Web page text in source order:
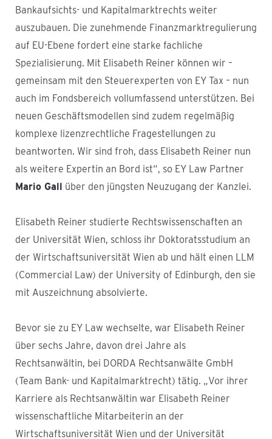
Bankaufsichts- und Kapitalmarktrechts weiter
auszubauen. Die zunehmende Finanzmarktregulierung
auf EU-Ebene fordert eine starke fachliche
Spezialisierung. Mit Elisabeth Reiner können wir –
gemeinsam mit den Steuerexperten von EY Tax – nun
auch im Fondsbereich vollumfassend unterstützen. Bei
neuen Geschäftsmodellen sind zudem regelmäßig
komplexe lizenzrechtliche Fragestellungen zu
beantworten. Wir sind froh, dass Elisabeth Reiner nun
als weitere Expertin an Bord ist“, so EY Law Partner
Mario Gall über den jüngsten Neuzugang der Kanzlei.
Elisabeth Reiner studierte Rechtswissenschaften an
der Universität Wien, schloss ihr Doktoratsstudium an
der Wirtschaftsuniversität Wien ab und hält einen LLM
(Commercial Law) der University of Edinburgh, den sie
mit Auszeichnung absolvierte.
Bevor sie zu EY Law wechselte, war Elisabeth Reiner
über sechs Jahre, davon drei Jahre als
Rechtsanwältin, bei DORDA Rechtsanwälte GmbH
(Team Bank- und Kapitalmarktrecht) tätig. „Vor ihrer
Karriere als Rechtsanwältin war Elisabeth Reiner
wissenschaftliche Mitarbeiterin an der
Wirtschaftsuniversität Wien und der Universität